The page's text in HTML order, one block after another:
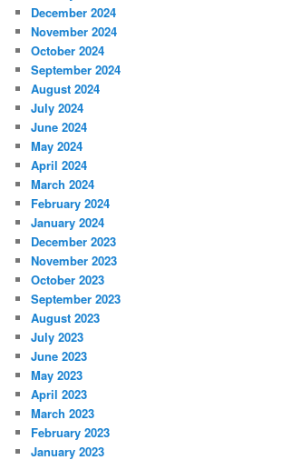
December 2024
November 2024
October 2024
September 2024
August 2024
July 2024
June 2024
May 2024
April 2024
March 2024
February 2024
January 2024
December 2023
November 2023
October 2023
September 2023
August 2023
July 2023
June 2023
May 2023
April 2023
March 2023
February 2023
January 2023